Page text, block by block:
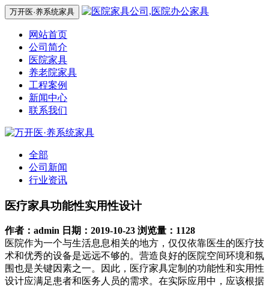
万开医·养系统家具
网站首页
公司简介
医院家具
养老院家具
工程案例
新闻中心
联系我们
全部
公司新闻
行业资讯
医疗家具功能性实用性设计
作者：admin 日期：2019-10-23 浏览量：1128
医院作为一个与生活息息相关的地方，仅仅依靠医生的医疗技
术和优秀的设备是远远不够的。营造良好的医院空间环境和氛
围也是关键因素之一。因此，医疗家具定制的功能性和实用性
设计应满足患者和医务人员的需求。在实际应用中，应该根据